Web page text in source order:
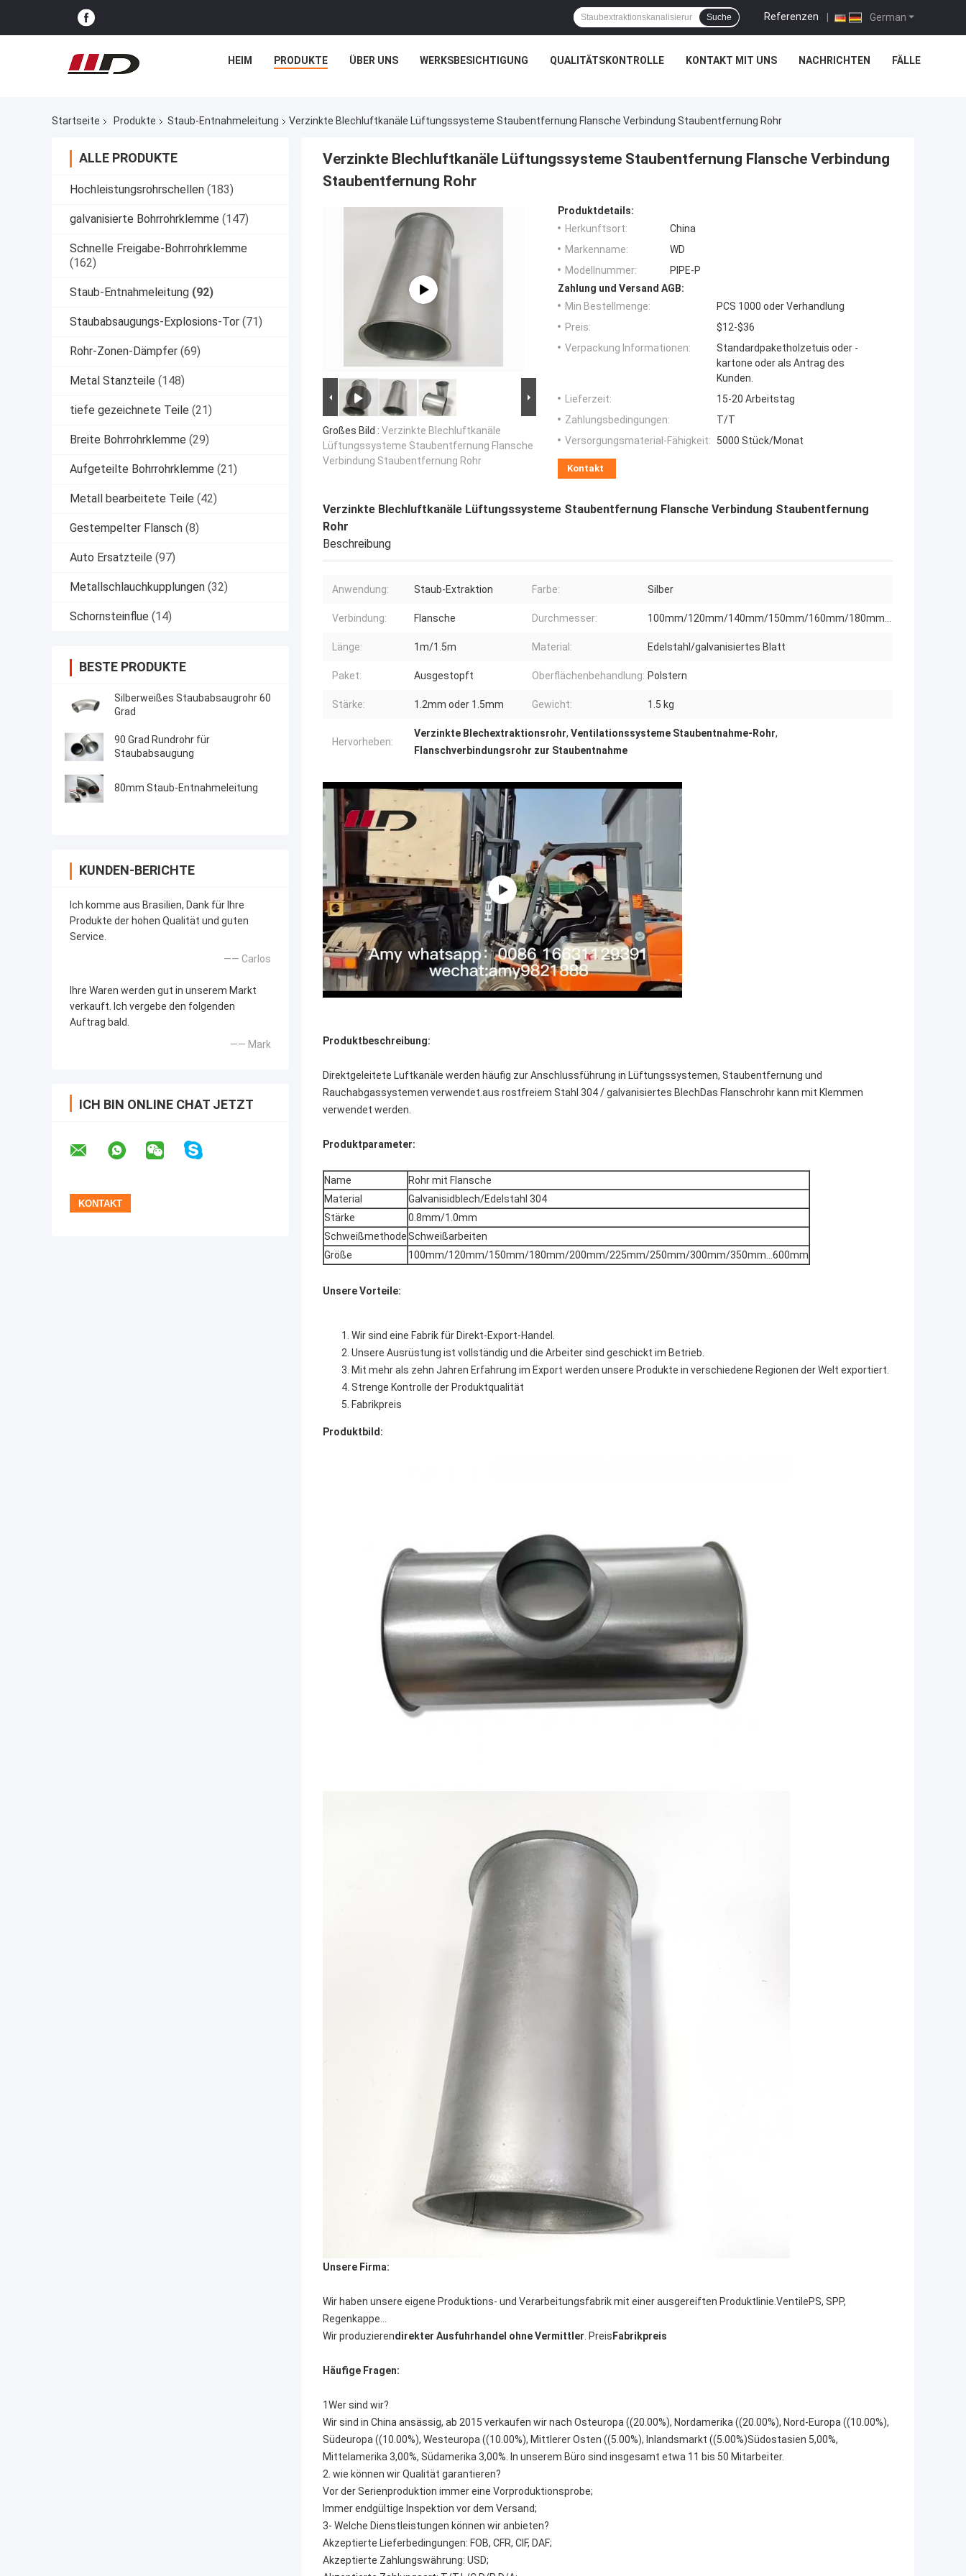
German
Referenzen |
Suche
HEIM PRODUKTE ÜBER UNS WERKSBESICHTIGUNG QUALITÄTSKONTROLLE KONTAKT MIT UNS NACHRICHTEN FÄLLE
Startseite Produkte Staub-Entnahmeleitung Verzinkte Blechluftkanäle Lüftungssysteme Staubentfernung Flansche Verbindung Staubentfernung Rohr
ALLE PRODUKTE
Hochleistungsrohrschellen (183)
galvanisierte Bohrrohrklemme (147)
Schnelle Freigabe-Bohrrohrklemme
(162)
Staub-Entnahmeleitung (92)
Staubabsaugungs-Explosions-Tor (71)
Rohr-Zonen-Dämpfer (69)
Metal Stanzteile (148)
tiefe gezeichnete Teile (21)
Breite Bohrrohrklemme (29)
Aufgeteilte Bohrrohrklemme (21)
Metall bearbeitete Teile (42)
Gestempelter Flansch (8)
Auto Ersatzteile (97)
Metallschlauchkupplungen (32)
Schornsteinflue (14)
BESTE PRODUKTE
Silberweißes Staubabsaugrohr 60
Grad
90 Grad Rundrohr für
Staubabsaugung
80mm Staub-Entnahmeleitung
KUNDEN-BERICHTE
Ich komme aus Brasilien, Dank für Ihre
Produkte der hohen Qualität und guten
Service.
—— Carlos
Ihre Waren werden gut in unserem Markt
verkauft. Ich vergebe den folgenden
Auftrag bald.
—— Mark
ICH BIN ONLINE CHAT JETZT
Verzinkte Blechluftkanäle Lüftungssysteme Staubentfernung Flansche Verbindung
Staubentfernung Rohr
Großes Bild : Verzinkte Blechluftkanäle
Lüftungssysteme Staubentfernung Flansche
Verbindung Staubentfernung Rohr
Produktdetails:
Herkunftsort:
China
Markenname:
WD
Modellnummer:
PIPE-P
Zahlung und Versand AGB:
Min Bestellmenge:
PCS 1000 oder Verhandlung
Preis:
$12-$36
Verpackung Informationen:
Standardpaketholzetuis oder -
kartone oder als Antrag des
Kunden.
Lieferzeit:
15-20 Arbeitstag
Zahlungsbedingungen:
T/T
Versorgungsmaterial-Fähigkeit:
5000 Stück/Monat
Kontakt
Verzinkte Blechluftkanäle Lüftungssysteme Staubentfernung Flansche Verbindung Staubentfernung
Rohr
Beschreibung
Anwendung: Staub-Extraktion Farbe: Silber
Verbindung: Flansche Durchmesser: 100mm/120mm/140mm/150mm/160mm/180mm...
Länge: 1m/1.5m Material: Edelstahl/galvanisiertes Blatt
Paket: Ausgestopft Oberflächenbehandlung: Polstern
Stärke: 1.2mm oder 1.5mm Gewicht: 1.5 kg
Hervorheben:
Verzinkte Blechextraktionsrohr, Ventilationssysteme Staubentnahme-Rohr,
Flanschverbindungsrohr zur Staubentnahme
Produktbeschreibung:
Direktgeleitete Luftkanäle werden häufig zur Anschlussführung in Lüftungssystemen, Staubentfernung und
Rauchabgassystemen verwendet.aus rostfreiem Stahl 304 / galvanisiertes BlechDas Flanschrohr kann mit Klemmen
verwendet werden.
Produktparameter:
Name
Rohr mit Flansche
Material
Galvanisidblech/Edelstahl 304
Stärke
0.8mm/1.0mm
SchweißmethodeSchweißarbeiten
Größe
100mm/120mm/150mm/180mm/200mm/225mm/250mm/300mm/350mm...600mm
Unsere Vorteile:
Wir sind eine Fabrik für Direkt-Export-Handel.
Unsere Ausrüstung ist vollständig und die Arbeiter sind geschickt im Betrieb.
Mit mehr als zehn Jahren Erfahrung im Export werden unsere Produkte in verschiedene Regionen der Welt exportiert.
Strenge Kontrolle der Produktqualität
Fabrikpreis
Produktbild:
Unsere Firma:
Wir haben unsere eigene Produktions- und Verarbeitungsfabrik mit einer ausgereiften Produktlinie.VentilePS, SPP,
Regenkappe...
Wir produzierendirekter Ausfuhrhandel ohne Vermittler. Preis Fabrikpreis
Häufige Fragen:
1Wer sind wir?
Wir sind in China ansässig, ab 2015 verkaufen wir nach Osteuropa ((20.00%), Nordamerika ((20.00%), Nord-Europa ((10.00%),
Südeuropa ((10.00%), Westeuropa ((10.00%), Mittlerer Osten ((5.00%), Inlandsmarkt ((5.00%)Südostasien 5,00%,
Mittelamerika 3,00%, Südamerika 3,00%. In unserem Büro sind insgesamt etwa 11 bis 50 Mitarbeiter.
2. wie können wir Qualität garantieren?
Vor der Serienproduktion immer eine Vorproduktionsprobe;
Immer endgültige Inspektion vor dem Versand;
3- Welche Dienstleistungen können wir anbieten?
Akzeptierte Lieferbedingungen: FOB, CFR, CIF, DAF;
Akzeptierte Zahlungswährung: USD;